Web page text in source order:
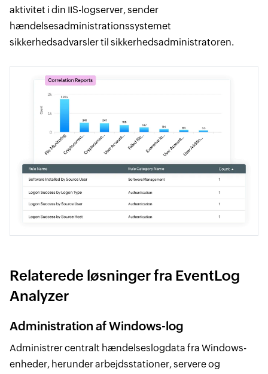
aktivitet i din IIS-logserver, sender
hændelsesadministrationssystemet
sikkerhedsadvarsler til sikkerhedsadministratoren.
Relaterede løsninger fra EventLog
Analyzer
Administration af Windows-log
Administrer centralt hændelseslogdata fra Windows-
enheder, herunder arbejdsstationer, servere og